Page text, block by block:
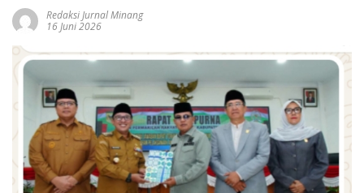
Redaksi Jurnal Minang
16 Juni 2026